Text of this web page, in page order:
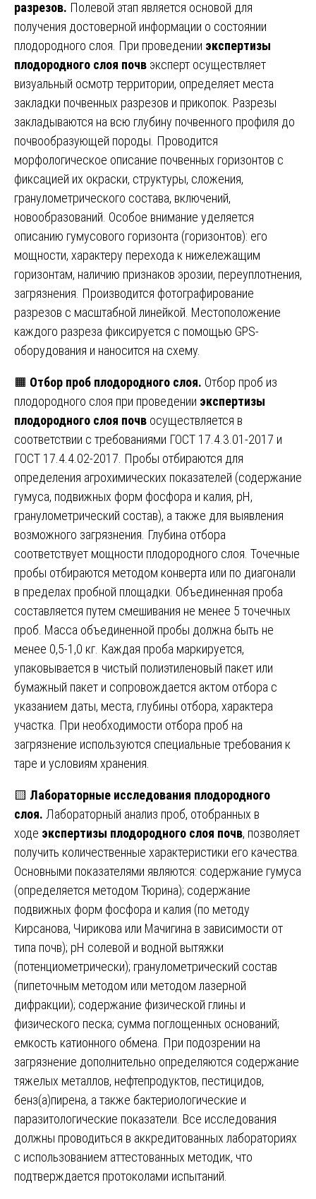
разрезов. Полевой этап является основой для
получения достоверной информации о состоянии
плодородного слоя. При проведении экспертизы
плодородного слоя почв эксперт осуществляет
визуальный осмотр территории, определяет места
закладки почвенных разрезов и прикопок. Разрезы
закладываются на всю глубину почвенного профиля до
почвообразующей породы. Проводится
морфологическое описание почвенных горизонтов с
фиксацией их окраски, структуры, сложения,
гранулометрического состава, включений,
новообразований. Особое внимание уделяется
описанию гумусового горизонта (горизонтов): его
мощности, характеру перехода к нижележащим
горизонтам, наличию признаков эрозии, переуплотнения,
загрязнения. Производится фотографирование
разрезов с масштабной линейкой. Местоположение
каждого разреза фиксируется с помощью GPS-
оборудования и наносится на схему.
🟧 Отбор проб плодородного слоя. Отбор проб из
плодородного слоя при проведении экспертизы
плодородного слоя почв осуществляется в
соответствии с требованиями ГОСТ 17.4.3.01-2017 и
ГОСТ 17.4.4.02-2017. Пробы отбираются для
определения агрохимических показателей (содержание
гумуса, подвижных форм фосфора и калия, pH,
гранулометрический состав), а также для выявления
возможного загрязнения. Глубина отбора
соответствует мощности плодородного слоя. Точечные
пробы отбираются методом конверта или по диагонали
в пределах пробной площадки. Объединенная проба
составляется путем смешивания не менее 5 точечных
проб. Масса объединенной пробы должна быть не
менее 0,5-1,0 кг. Каждая проба маркируется,
упаковывается в чистый полиэтиленовый пакет или
бумажный пакет и сопровождается актом отбора с
указанием даты, места, глубины отбора, характера
участка. При необходимости отбора проб на
загрязнение используются специальные требования к
таре и условиям хранения.
🟨 Лабораторные исследования плодородного
слоя. Лабораторный анализ проб, отобранных в
ходе экспертизы плодородного слоя почв, позволяет
получить количественные характеристики его качества.
Основными показателями являются: содержание гумуса
(определяется методом Тюрина); содержание
подвижных форм фосфора и калия (по методу
Кирсанова, Чирикова или Мачигина в зависимости от
типа почв); pH солевой и водной вытяжки
(потенциометрически); гранулометрический состав
(пипеточным методом или методом лазерной
дифракции); содержание физической глины и
физического песка; сумма поглощенных оснований;
емкость катионного обмена. При подозрении на
загрязнение дополнительно определяются содержание
тяжелых металлов, нефтепродуктов, пестицидов,
бенз(а)пирена, а также бактериологические и
паразитологические показатели. Все исследования
должны проводиться в аккредитованных лабораториях
с использованием аттестованных методик, что
подтверждается протоколами испытаний.